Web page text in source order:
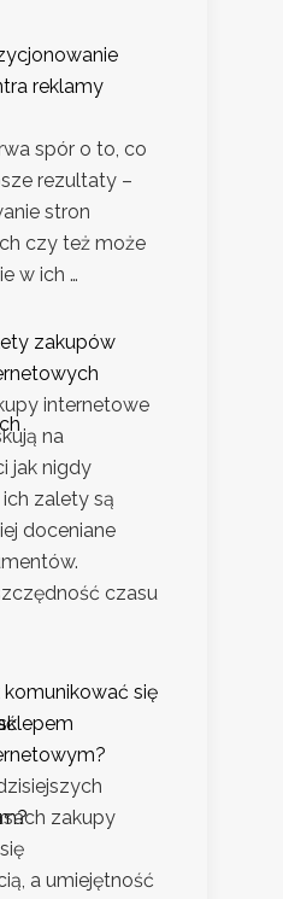
reklamy
spór o to, co
rezultaty –
stron
czy też może
w ich …
zakupów
internetowe
na
jak nigdy
zalety są
doceniane
czasu
komunikować się
zakupy
a umiejętność